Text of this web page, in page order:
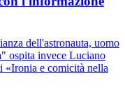
dell'astronauta, uomo
ospita invece Luciano
«Ironia e comicità nella